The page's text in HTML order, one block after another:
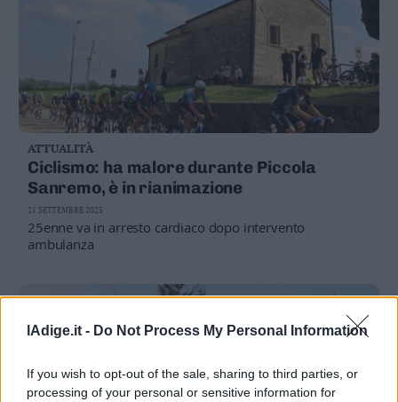
lAdige.it - Do Not Process My Personal Information
If you wish to opt-out of the sale, sharing to third parties, or
processing of your personal or sensitive information for
ATTUALITÀ
Ciclismo: ha malore durante Piccola
Sanremo, è in rianimazione
25enne va in arresto cardiaco dopo intervento
ambulanza
21 SETTEMBRE 2025